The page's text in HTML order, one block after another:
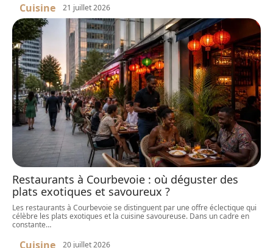
Cuisine 21 juillet 2026
Restaurants à Courbevoie : où déguster des
plats exotiques et savoureux ?
Les restaurants à Courbevoie se distinguent par une offre éclectique qui
célèbre les plats exotiques et la cuisine savoureuse. Dans un cadre en
constante…
Cuisine 20 juillet 2026